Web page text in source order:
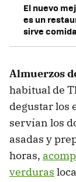
El nuevo
es un
sirve comida
Almuerzos
habitual de
degustar los
servían los
asadas y
horas,
verduras